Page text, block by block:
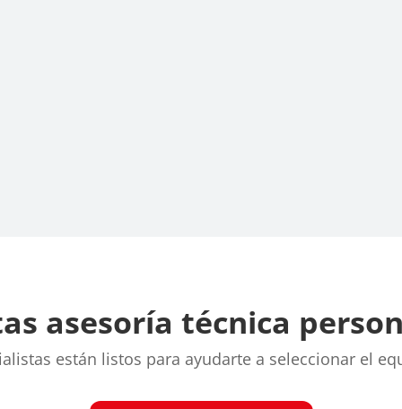
asesoría técnica
están listos para ayudarte a seleccionar el